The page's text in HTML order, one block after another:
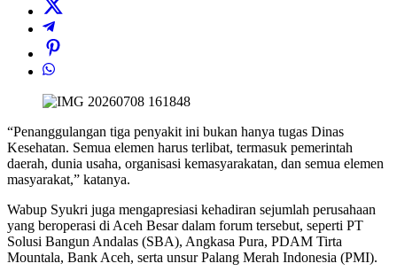
“Penanggulangan tiga penyakit ini bukan hanya tugas Dinas
Kesehatan. Semua elemen harus terlibat, termasuk pemerintah
daerah, dunia usaha, organisasi kemasyarakatan, dan semua elemen
masyarakat,” katanya.
Wabup Syukri juga mengapresiasi kehadiran sejumlah perusahaan
yang beroperasi di Aceh Besar dalam forum tersebut, seperti PT
Solusi Bangun Andalas (SBA), Angkasa Pura, PDAM Tirta
Mountala, Bank Aceh, serta unsur Palang Merah Indonesia (PMI).